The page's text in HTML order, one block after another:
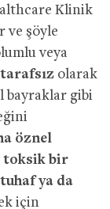
Klinik
ve şöyle
veya
olarak
bayraklar gibi
öznel
toksik bir
tuhaf ya da
için